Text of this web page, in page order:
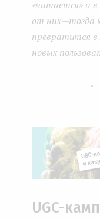
«читается» и
от них — тогда
превратится в
новых
UGC-